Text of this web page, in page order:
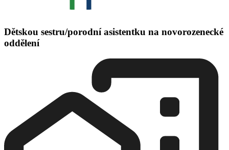
Dětskou sestru/porodní asistentku na novorozenecké
oddělení